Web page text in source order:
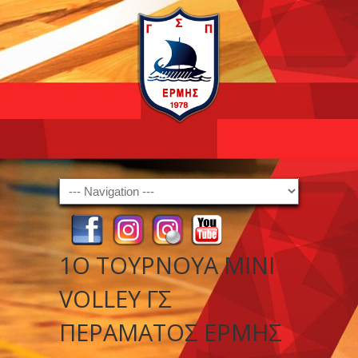
Navigation
1Ο ΤΟΥΡΝΟΥΑ MINI
VOLLEY ΓΣ
ΠΕΡΑΜΑΤΟΣ ΕΡΜΗΣ